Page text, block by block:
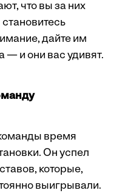
что вы за них
дайте им
— и они вас удивят.
время
Он успел
которые,
выигрывали.